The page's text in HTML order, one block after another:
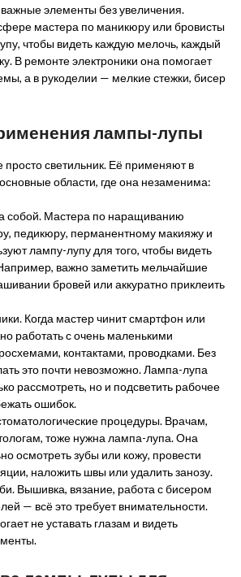
элементы без увеличения.
мастера по маникюру или бровисты
чтобы видеть каждую мелочь, каждый
В ремонте электроники она помогает
а в рукоделии — мелкие стежки, бисер
лампы-лупы
светильник. Её применяют в
области, где она незаменима:
собой. Мастера по наращиванию
педикюру, перманентному макияжу и
лампу-лупу для того, чтобы видеть
важно заметить мельчайшие
бровей или аккуратно приклеить
Когда мастер чинит смартфон или
работать с очень маленькими
контактами, проводками. Без
это почти невозможно. Лампа-лупа
рассмотреть, но и подсветить рабочее
ошибок.
процедуры. Врачам,
тоже нужна лампа-лупа. Она
осмотреть зубы или кожу, провести
наложить швы или удалить занозу.
Вышивка, вязание, работа с бисером
— всё это требует внимательности.
не уставать глазам и видеть